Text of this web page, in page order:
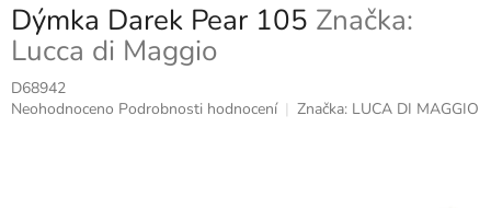
Dýmka Darek Pear 105 Značka:
Lucca di Maggio
D68942
Průměrné
Neohodnoceno Podrobnosti hodnocení Značka: LUCA DI MAGGIO